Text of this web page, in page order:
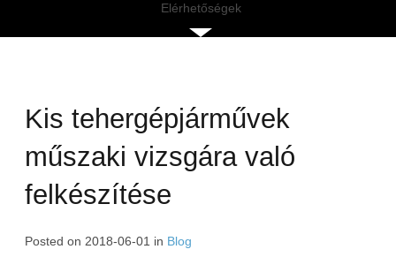
Kis tehergépjárművek
műszaki vizsgára való
felkészítése
Posted on 2018-06-01 in Blog
Elérhetőségek